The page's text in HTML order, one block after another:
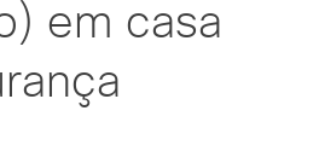
em casa